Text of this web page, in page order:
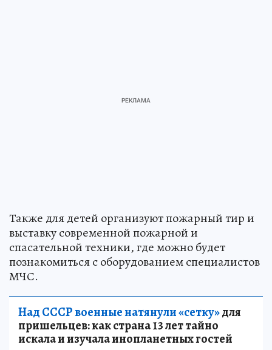
Также для детей организуют пожарный тир и
выставку современной пожарной и
спасательной техники, где можно будет
познакомиться с оборудованием специалистов
МЧС.
Над СССР военные натянули «сетку»для
пришельцев: как страна 13 лет тайно
искала и изучала инопланетных гостей